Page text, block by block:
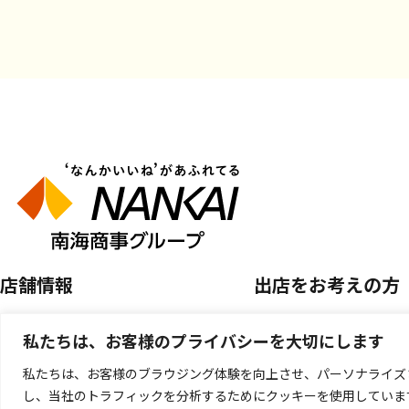
私たちは、お客様のプライバシーを大切にします
私たちは、お客様のブラウジング体験を向上させ、パーソナライ
し、当社のトラフィックを分析するためにクッキーを使用してい
店舗情報
店舗を探す
開催中のPOP UP SHOP
出店をお考えの方
空き区画のご案内
催事店舗出店のご案
キッチンカー出店の